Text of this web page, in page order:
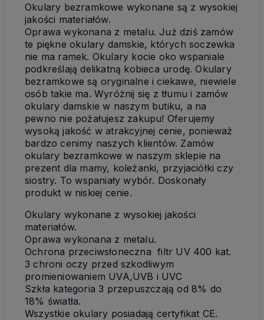
Okulary bezramkowe wykonane są z wysokiej
jakości materiałów.
Oprawa wykonana z metalu. Już dziś zamów
te piękne okulary damskie, których soczewka
nie ma ramek. Okulary kocie oko wspaniale
podkreślają delikatną kobieca urodę. Okulary
bezramkowe są oryginalne i ciekawe, niewiele
osób takie ma. Wyróżnij się z tłumu i zamów
okulary damskie w naszym butiku, a na
pewno nie pożałujesz zakupu! Oferujemy
wysoką jakość w atrakcyjnej cenie, ponieważ
bardzo cenimy naszych klientów. Zamów
okulary bezramkowe w naszym sklepie na
prezent dla mamy, koleżanki, przyjaciółki czy
siostry. To wspaniały wybór. Doskonały
produkt w niskiej cenie.
Okulary wykonane z wysokiej jakości
materiałów.
Oprawa wykonana z metalu.
Ochrona przeciwsłoneczna filtr UV 400 kat.
3 chroni oczy przed szkodliwym
promieniowaniem UVA,UVB i UVC
Szkła kategoria 3 przepuszczają od 8% do
18% światła.
Wszystkie okulary posiadają certyfikat CE.